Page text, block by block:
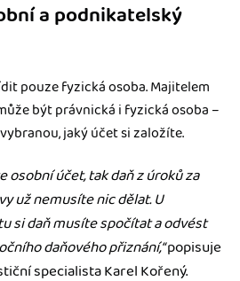
a podnikatelský
pouze fyzická osoba. Majitelem
být právnická i fyzická osoba –
jaký účet si založíte.
osobní účet, tak daň z úroků za
už nemusíte nic dělat. U
si daň musíte spočítat a odvést
daňového přiznání,“popisuje
specialista Karel Kořený.